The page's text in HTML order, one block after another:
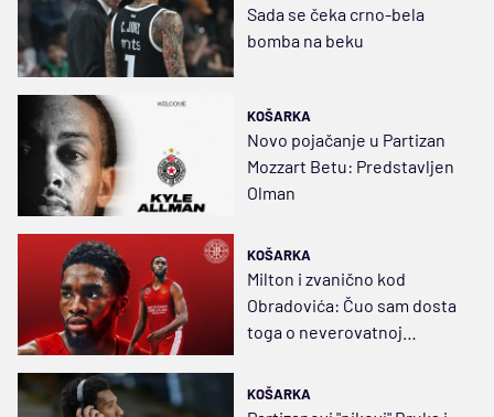
Sada se čeka crno-bela
bomba na beku
KOŠARKA
Novo pojačanje u Partizan
Mozzart Betu: Predstavljen
Olman
KOŠARKA
Milton i zvanično kod
Obradovića: Čuo sam dosta
toga o neverovatnoj
KOŠARKA